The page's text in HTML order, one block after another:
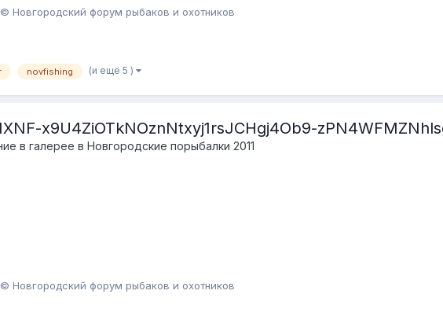
© Новгородский форум рыбаков и охотников
novfishing (и ещё 5 )
x9U4ZiOTkNOznNtxyj1rsJCHgj4Ob9-
в галерее в Новгородские порыбалки 2011
© Новгородский форум рыбаков и охотников